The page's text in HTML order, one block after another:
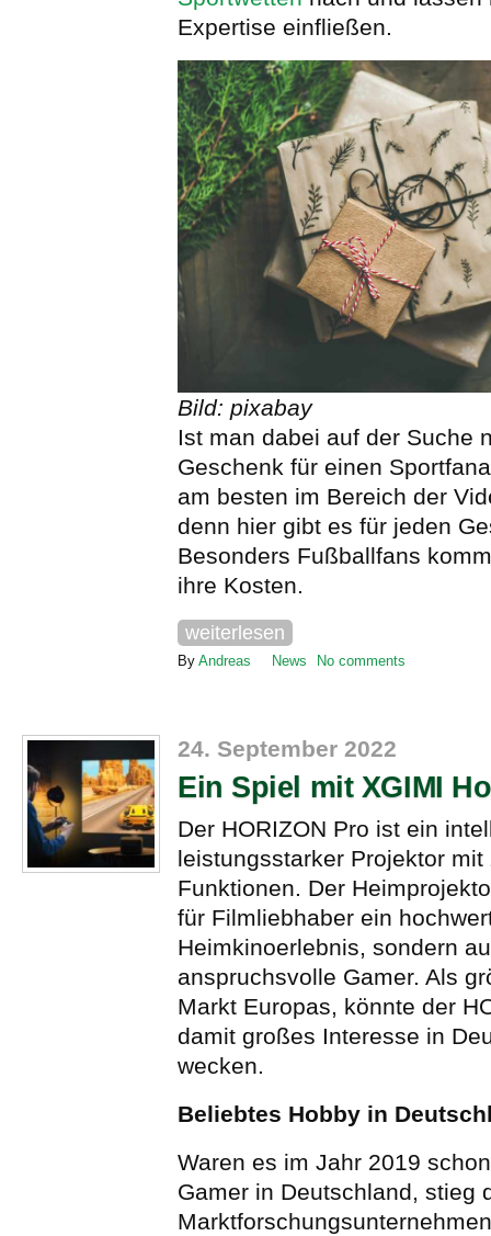
Expertise einfließen.
Bild: pixabay
Ist man dabei auf der Suche
Geschenk für einen
am besten im Bereich der
denn hier gibt es für jeden
Besonders Fußballfans
ihre Kosten.
weiterlesen
By Andreas News No comments
24. September 2022
Ein Spiel mit XGIMI
Der HORIZON Pro ist ein
leistungsstarker Projektor
Funktionen. Der
für Filmliebhaber ein
Heimkinoerlebnis, sondern
anspruchsvolle Gamer. Als
Markt Europas, könnte der
damit großes Interesse in
wecken.
Beliebtes Hobby in
Waren es im Jahr 2019
Gamer in Deutschland, stieg